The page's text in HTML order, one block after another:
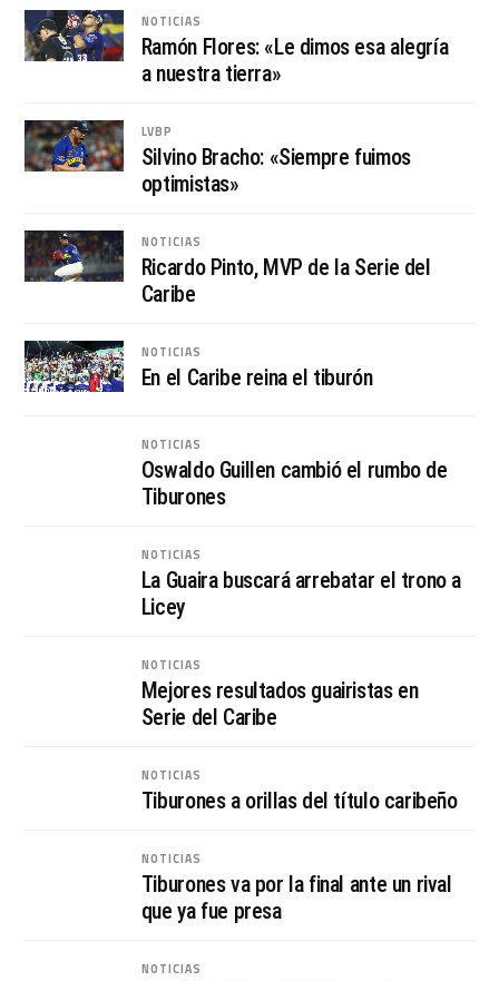
NOTICIAS
Ramón Flores: «Le dimos esa alegría
a nuestra tierra»
LVBP
Silvino Bracho: «Siempre fuimos
optimistas»
NOTICIAS
Ricardo Pinto, MVP de la Serie del
Caribe
NOTICIAS
En el Caribe reina el tiburón
NOTICIAS
Oswaldo Guillen cambió el rumbo de
Tiburones
NOTICIAS
La Guaira buscará arrebatar el trono a
Licey
NOTICIAS
Mejores resultados guairistas en
Serie del Caribe
NOTICIAS
Tiburones a orillas del título caribeño
NOTICIAS
Tiburones va por la final ante un rival
que ya fue presa
NOTICIAS